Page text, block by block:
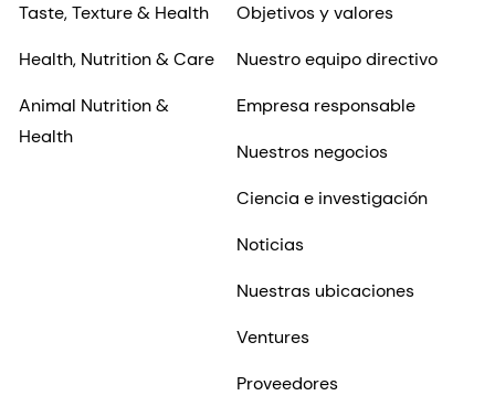
Taste, Texture & Health
Health, Nutrition & Care
Animal Nutrition &
Health
Objetivos y valores
Nuestro equipo directivo
Empresa responsable
Nuestros negocios
Ciencia e investigación
Noticias
Nuestras ubicaciones
Ventures
Proveedores